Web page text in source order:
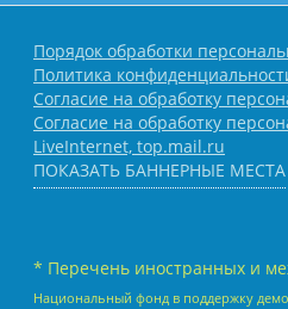
Порядок обработки
Политика
Согласие на обработку
Согласие на обработку
LiveInternet, top.mail.ru
ПОКАЗАТЬ БАННЕРНЫЕ МЕСТА
* Перечень иностранных и
Национальный фонд в поддержку